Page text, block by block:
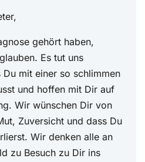
gehört haben,
Es tut uns
mit einer so schlimmen
und hoffen mit Dir auf
Wir wünschen Dir von
Zuversicht und dass Du
Wir denken alle an
zu Besuch zu Dir ins